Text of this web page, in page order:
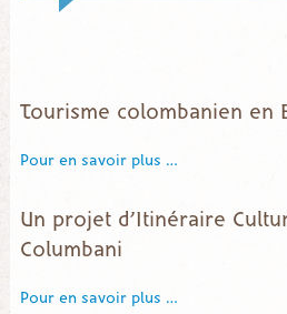
Tourisme colombanien en
Pour en savoir plus …
Un projet d’Itinéraire
Columbani
Pour en savoir plus …